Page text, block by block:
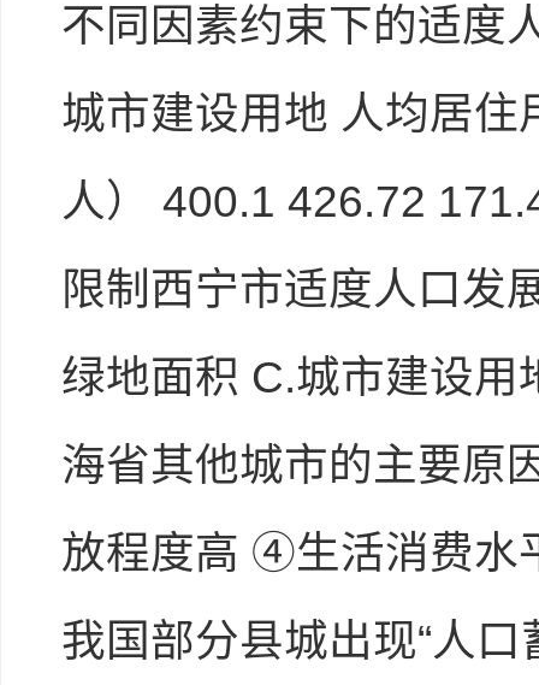
不同因素约束下的适度
城市建设用地 人均居
人） 400.1 426.72
限制西宁市适度人口发
绿地面积 C.城市建设
海省其他城市的主要
放程度高 ④生活消费
我国部分县城出现“人